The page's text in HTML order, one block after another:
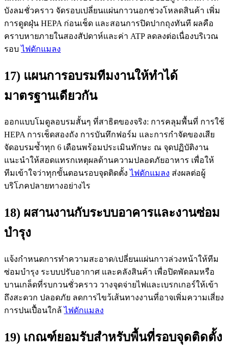
บังลมชั่วคราว จัดรอบเปลี่ยนแผ่นกาวนอกช่วงโหลดสินค้า เพิ่ม
การดูดฝุ่น HEPA ก่อนเช็ด และสอนการปิดปากถุงทันที ผลคือ
คราบหายภายในสองสัปดาห์และค่า ATP ลดลงต่อเนื่องบริเวณ
รอบไฟดักแมลง
17) แผนการอบรมทีมงานให้ทำได้
มาตรฐานเดียวกัน
ออกแบบโมดูลอบรมสั้นๆ ที่สาธิตของจริง: การคลุมพื้นที่ การใช้
HEPA การเช็ดสองถัง การบันทึกฟอร์ม และการกำจัดของเสีย
จัดอบรมซ้ำทุก 6 เดือนพร้อมประเมินทักษะ ณ จุดปฏิบัติงาน
แนะนำให้สอดแทรกเหตุผลด้านความปลอดภัยอาหาร เพื่อให้
ทีมเข้าใจว่าทุกขั้นตอนรอบจุดติดตั้งไฟดักแมลง ส่งผลต่อผู้
บริโภคปลายทางอย่างไร
18) ผสานงานกับระบบอาคารและงานซ่อม
บำรุง
แจ้งกำหนดการทำความสะอาด/เปลี่ยนแผ่นกาวล่วงหน้าให้ทีม
ซ่อมบำรุง ระบบปรับอากาศ และคลังสินค้า เพื่อปิดพัดลมหรือ
บานเกล็ดที่รบกวนชั่วคราว วางจุดจ่ายไฟและเบรกเกอร์ให้เข้า
ถึงสะดวก ปลอดภัย ลดการไขว้เส้นทางงานที่อาจเพิ่มความเสี่ยง
การปนเปื้อนใกล้ไฟดักแมลง
19) เกณฑ์ยอมรับสำหรับพื้นที่รอบจุดติดตั้ง